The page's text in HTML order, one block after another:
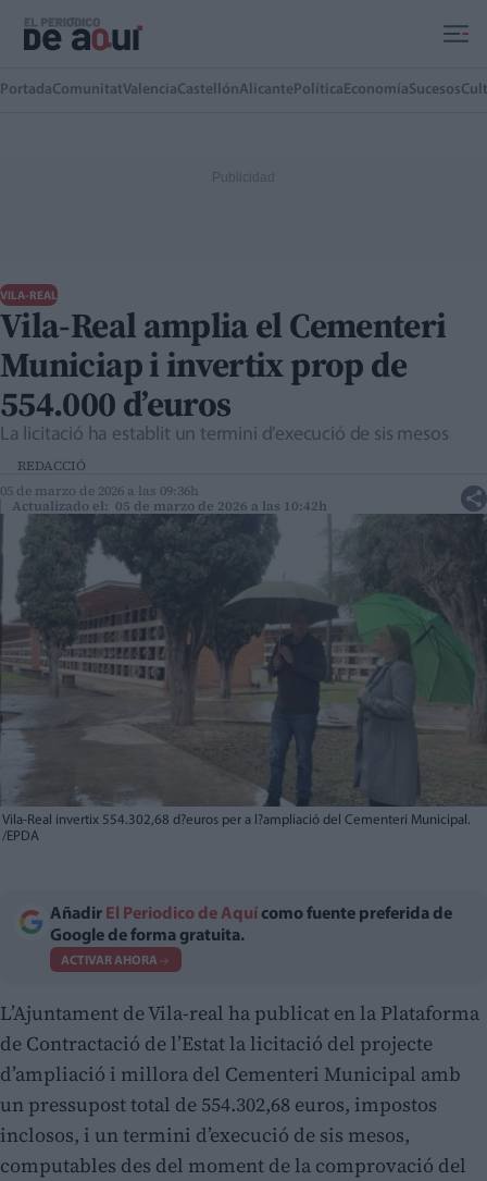
PortadaComunitatValenciaCastellónAlicante Política EconomíaSucesos
VILA-REAL
Vila-Real amplia el Cementeri
Municiap i invertix prop de
554.000 d’euros
La licitació ha establit un termini d’execució de sis mesos
REDACCIÓ
05 de marzo de 2026 a las 09:36h
Actualizado el: 05 de marzo de 2026 a las 10:42h
Vila-Real invertix 554.302,68 d?euros per a l?ampliació del Cementeri Municipal.
/EPDA
Añadir El Periodico de Aquí como fuente preferida de
Google de forma gratuita.
ACTIVAR AHORA
L’Ajuntament de Vila-real ha publicat en la Plataforma
de Contractació de l’Estat la licitació del projecte
d’ampliació i millora del Cementeri Municipal amb
un pressupost total de 554.302,68 euros, impostos
inclosos, i un termini d’execució de sis mesos,
computables des del moment de la comprovació del